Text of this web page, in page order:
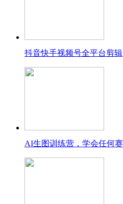
抖音快手视频号全平台剪辑
AI生图训练营，学会任何赛